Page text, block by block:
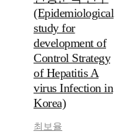
(Epidemiological
study for
development of
Control Strategy
of Hepatitis A
virus Infection in
Korea)
최보율